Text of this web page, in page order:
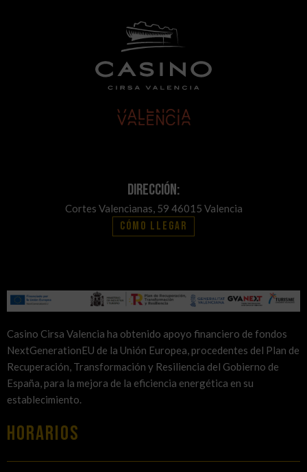
Dirección:
Cortes Valencianas, 59 46015 Valencia
Cómo llegar
Casino Cirsa Valencia ha obtenido apoyo financiero de fondos
NextGenerationEU de la Unión Europea, procedentes del Plan de
Recuperación, Transformación y Resiliencia del Gobierno de
España, para la mejora de la eficiencia energética en su
establecimiento.
HORARIOS